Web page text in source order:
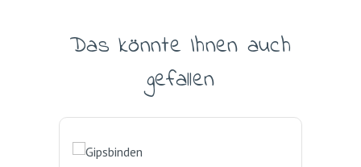
Produktgalerie überspringen
Das könnte Ihnen auch
gefallen